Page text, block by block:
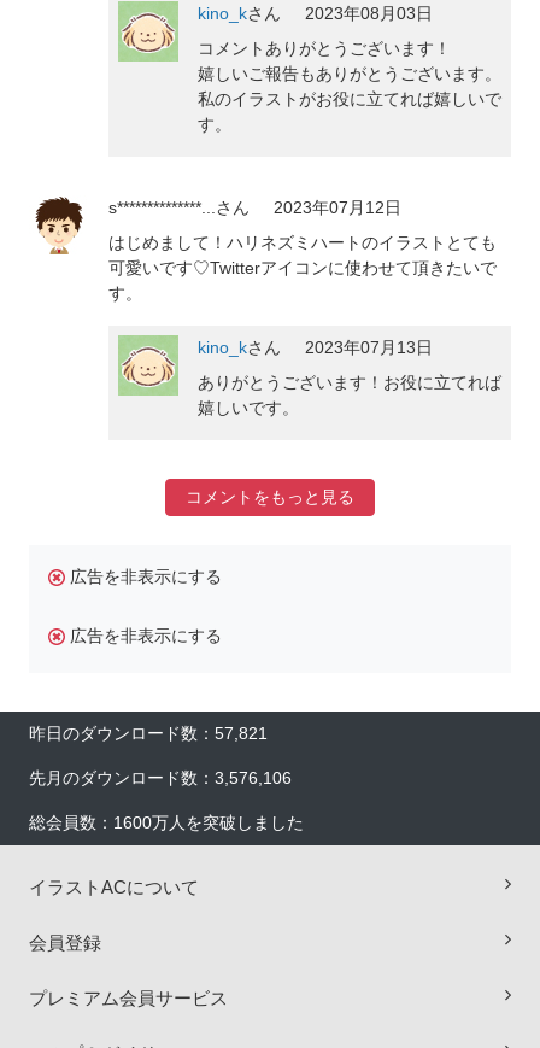
kino_kさん
2023年08月03日
コメントありがとうございます！
嬉しいご報告もありがとうございます。
私のイラストがお役に立てれば嬉しいで
す。
s**************...さん
2023年07月12日
はじめまして！ハリネズミハートのイラストとても
可愛いです♡Twitterアイコンに使わせて頂きたいで
す。
kino_kさん
2023年07月13日
ありがとうございます！お役に立てれば
嬉しいです。
コメントをもっと見る
広告を非表示にする
広告を非表示にする
昨日のダウンロード数：57,821
先月のダウンロード数：3,576,106
総会員数：1600万人を突破しました
イラストACについて
会員登録
プレミアム会員サービス